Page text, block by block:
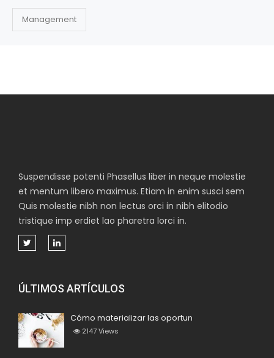
Management
Suspendisse potenti Phasellus liber in neque molestie
et mentum libero maximus. Etiam in enim susci sem
Quis molestie nibh non lectus orci in nibh elitodio
tristique imp erdiet lao pharetra lorci in.
ÚLTIMOS ARTÍCULOS
Cómo materializar las oportun
2147Views